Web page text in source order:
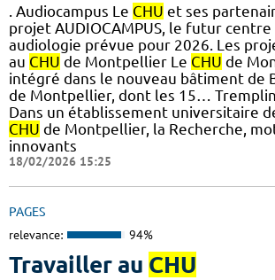
. Audiocampus Le CHU et ses
projet AUDIOCAMPUS, le futur centre
audiologie prévue pour 2026. Les
au CHU de Montpellier Le CHU de
intégré dans le nouveau bâtiment de
de Montpellier, dont les 15…
Dans un établissement universitaire
CHU de Montpellier, la Recherche,
innovants
18/02/2026 15:25
PAGES
relevance: 94%
Travailler au CHU